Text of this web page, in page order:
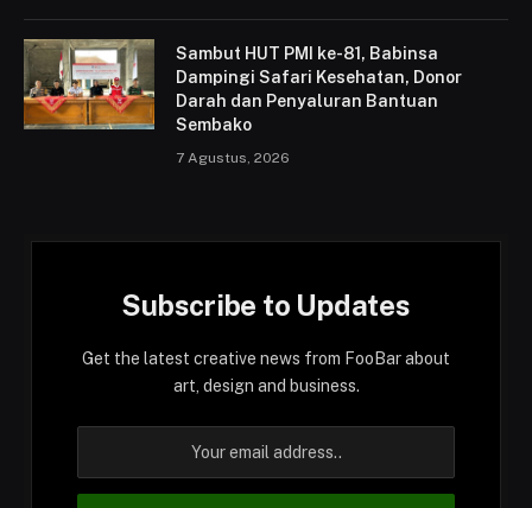
Sambut HUT PMI ke-81, Babinsa
Dampingi Safari Kesehatan, Donor
Darah dan Penyaluran Bantuan
Sembako
7 Agustus, 2026
Subscribe to Updates
Get the latest creative news from FooBar about
art, design and business.